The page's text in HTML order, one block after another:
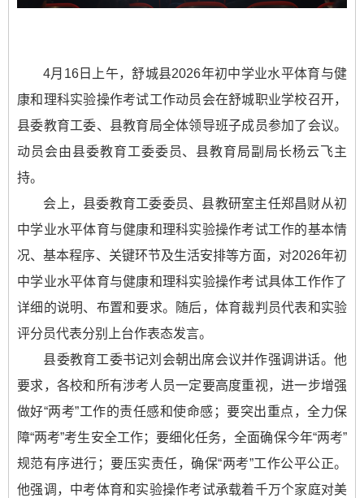
4月16日上午，舒城县2026年初中学业水平体育与健
康和理科实验操作考试工作动员会在舒城职业学校召开，
县委教育工委、县教育局全体领导班子成员参加了会议。
动员会由县委教育工委委员、县教育局副局长杨云飞主
持。
会上，县委教育工委委员、县教研室主任郑昌财从初
中学业水平体育与健康和理科实验操作考试工作的基本情
况、基本程序、关键环节及生活安排等方面，对2026年初
中学业水平体育与健康和理科实验操作考试具体工作作了
详细的说明、布置和要求。随后，体育裁判员代表和实验
评分员代表分别上台作表态发言。
县委教育工委书记刘会朝出席会议并作强调讲话。他
要求，各校和所有涉考人员一定要高度重视，进一步增强
做好“两考”工作的责任感和使命感；要突出重点，全力保
障“两考”考生安全工作；要细化任务，全面确保今年“两考”
规范有序进行；要压实责任，确保“两考”工作公平公正。
他强调，中考体育和实验操作考试承载着千万个家庭对美